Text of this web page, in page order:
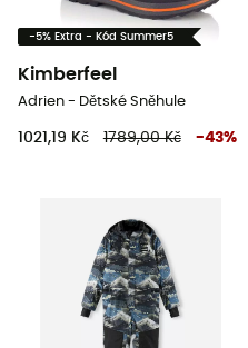
-5% Extra - Kód Summer5
Kimberfeel
Adrien - Dětské Sněhule
1021,19 Kč 1789,00 Kč -43%